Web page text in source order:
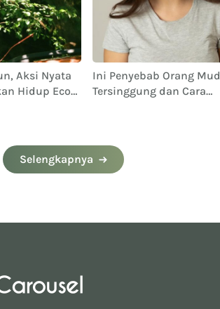
Aksi Nyata
Hidup Eco
Ini Penyebab Orang
Tersinggung dan Cara
Selengkapnya